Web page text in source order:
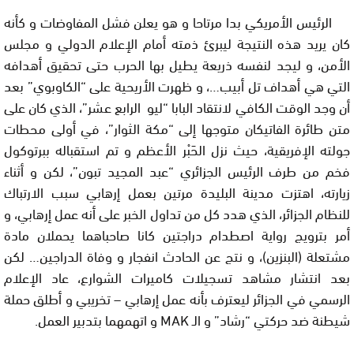
الرئيس الأمريكي بدا مرتاحا و هو يعلن فشل المفاوضات و كأنه
كان يريد هذه النتيجة ليبرئ ذمته أمام الإعلام الدولي و مجلس
الأمن، و ليجد لنفسه ذريعة يطيل بها الحرب حتى تحقيق أهدافه
التي هي أهداف تل أبيب…، و ظهرت الأريحية على “الكاوبوي” بعد
أن وجد الوقت الكافي لانتقاد البابا “ليو الرابع عشر”، الذي كان على
متن طائرة الفاتيكان متوجها إلى “مكة الثوار”، في أولى محطات
جولته الإفريقية، حيث نزل الحَبْر الأعظم و تم استقباله ببرتوكول
فخم من طرف الرئيس الجزائري “عبد المجيد تبون”، لكن و أثناء
زيارته، اهتزت مدينة البليدة مرتين بعمل إرهابي سبب الارتباك
للنظام الجزائر، الذي هدد كل من تداول الخبر على أنه عمل إرهابي، و
أمر بترويج رواية اصطدام دراجتين كانا صاحباهما يحملان مادة
مشتعلة (البنزين)، و نتج عن الحادث انفجار و وفاة الدراجين… لكن
بعد انتشار مشاهد تسجيلات كاميرات الشوارع، عاد الإعلام
الرسمي في الجزائر ليعترف بأنه عمل إرهابي – تخريبي و أطلق حملة
شيطنة ضد حركتي “رشاد” و الـMAKو اتهمهما بتدبير العمل.